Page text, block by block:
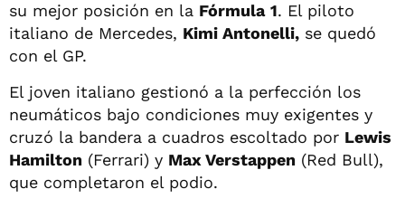
su mejor posición en la Fórmula 1. El piloto
italiano de Mercedes, Kimi Antonelli, se quedó
con el GP.
El joven italiano gestionó a la perfección los
neumáticos bajo condiciones muy exigentes y
cruzó la bandera a cuadros escoltado por Lewis
Hamilton (Ferrari) y Max Verstappen (Red Bull),
que completaron el podio.